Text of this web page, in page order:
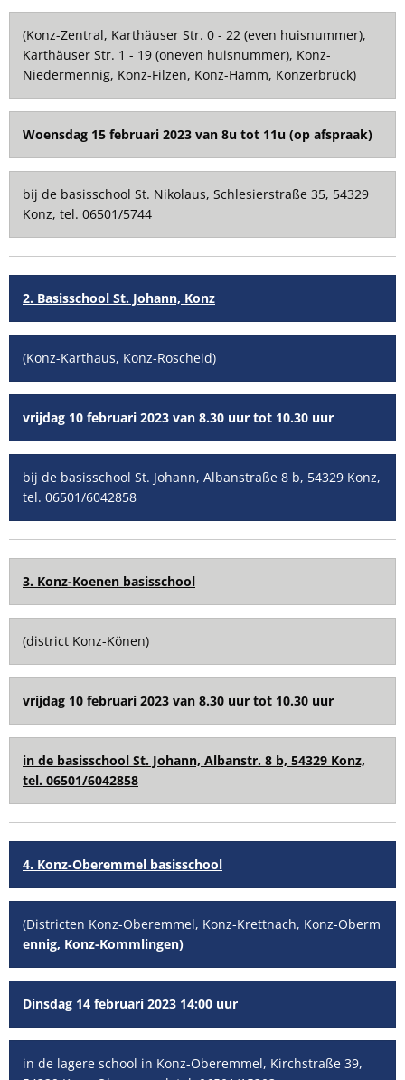
(Konz-Zentral, Karthäuser Str. 0 - 22 (even huisnummer),
Karthäuser Str. 1 - 19 (oneven huisnummer), Konz-
Niedermennig, Konz-Filzen, Konz-Hamm, Konzerbrück)
Woensdag 15 februari 2023 van 8u tot 11u (op afspraak)
bij de basisschool St. Nikolaus, Schlesierstraße 35, 54329
Konz, tel. 06501/5744
2. Basisschool St. Johann, Konz
(Konz-Karthaus, Konz-Roscheid)
vrijdag 10 februari 2023 van 8.30 uur tot 10.30 uur
bij de basisschool St. Johann, Albanstraße 8 b, 54329 Konz,
tel. 06501/6042858
3. Konz-Koenen basisschool
(district Konz-Könen)
vrijdag 10 februari 2023 van 8.30 uur tot 10.30 uur
in de basisschool St. Johann, Albanstr. 8 b, 54329 Konz,
tel. 06501/6042858
4. Konz-Oberemmel basisschool
(Districten Konz-Oberemmel, Konz-Krettnach, Konz-Oberm
ennig, Konz-Kommlingen)
Dinsdag 14 februari 2023 14:00 uur
in de lagere school in Konz-Oberemmel, Kirchstraße 39,